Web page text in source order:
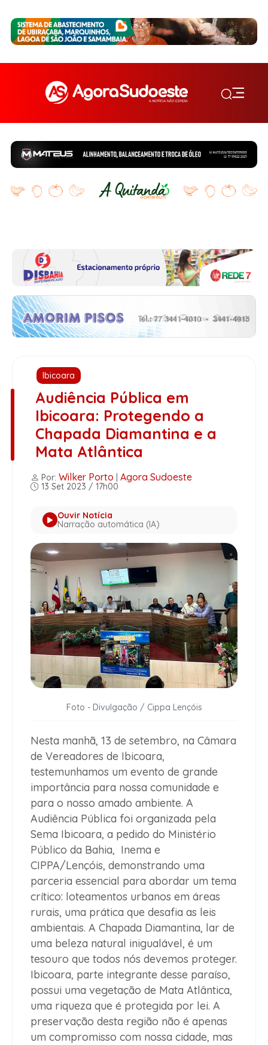
Ibicoara
Audiência Pública em
Ibicoara: Protegendo a
Chapada Diamantina e a
Mata Atlântica
Por: Wilker Porto Agora Sudoeste
13 Set 2023 / 17h00
Ouvir Notícia
Narração automática (IA)
Foto - Divulgação / Cippa Lençóis
Nesta manhã, 13 de setembro, na Câmara
de Vereadores de Ibicoara,
testemunhamos um evento de grande
importância para nossa comunidade e
para o nosso amado ambiente. A
Audiência Pública foi organizada pela
Sema Ibicoara, a pedido do Ministério
Público da Bahia, Inema e
CIPPA/Lençóis, demonstrando uma
parceria essencial para abordar um tema
crítico: loteamentos urbanos em áreas
rurais, uma prática que desafia as leis
ambientais. A Chapada Diamantina, lar de
uma beleza natural inigualável, é um
tesouro que todos nós devemos proteger.
Ibicoara, parte integrante desse paraíso,
possui uma vegetação de Mata Atlântica,
uma riqueza que é protegida por lei. A
preservação desta região não é apenas
um compromisso com nossa cidade, mas